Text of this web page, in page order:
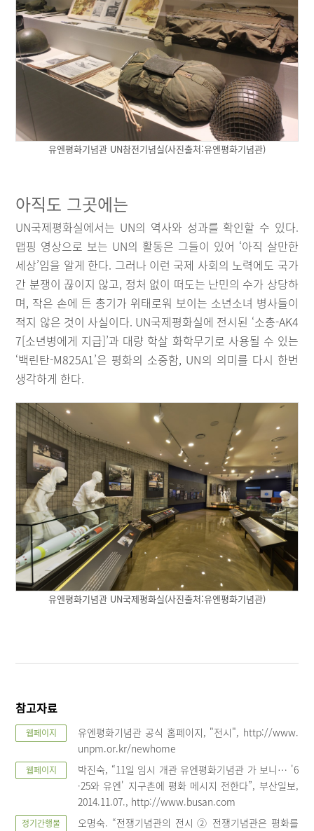
유엔평화기념관 UN참전기념실(사진출처:유엔평화기념관)
아직도 그곳에는
UN국제평화실에서는 UN의 역사와 성과를 확인할 수 있다.
맵핑 영상으로 보는 UN의 활동은 그들이 있어 ‘아직 살만한
세상’임을 알게 한다. 그러나 이런 국제 사회의 노력에도 국가
간 분쟁이 끊이지 않고, 정처 없이 떠도는 난민의 수가 상당하
며, 작은 손에 든 총기가 위태로워 보이는 소년소녀 병사들이
적지 않은 것이 사실이다. UN국제평화실에 전시된 ‘소총-AK4
7[소년병에게 지급]’과 대량 학살 화학무기로 사용될 수 있는
‘백린탄-M825A1’은 평화의 소중함, UN의 의미를 다시 한번
생각하게 한다.
유엔평화기념관 UN국제평화실(사진출처:유엔평화기념관)
참고자료
웹페이지
유엔평화기념관 공식 홈페이지, "전시", http://www.
unpm.or.kr/newhome
웹페이지
박진숙, “11일 임시 개관 유엔평화기념관 가 보니… '6
·25와 유엔' 지구촌에 평화 메시지 전한다”, 부산일보,
2014.11.07., http://www.busan.com
정기간행물 오명숙. “전쟁기념관의 전시 ② 전쟁기념관은 평화를